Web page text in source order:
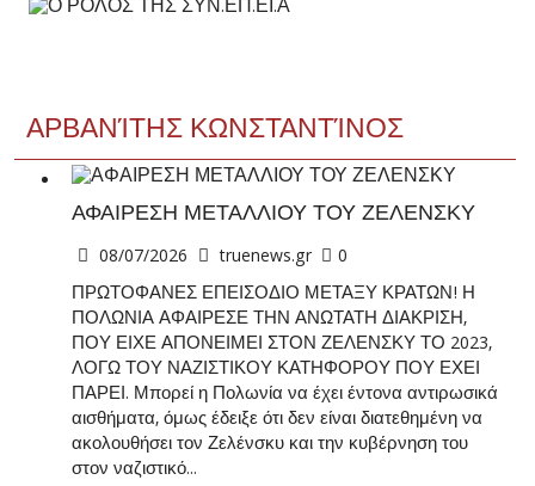
ΑΡΒΑΝΊΤΗΣ ΚΩΝΣΤΑΝΤΊΝΟΣ
ΑΦΑΙΡΕΣΗ ΜΕΤΑΛΛΙΟΥ ΤΟΥ ΖΕΛΕΝΣΚΥ
08/07/2026 truenews.gr
0
ΠΡΩΤΟΦΑΝΕΣ ΕΠΕΙΣΟΔΙΟ ΜΕΤΑΞΥ ΚΡΑΤΩΝ! Η
ΠΟΛΩΝΙΑ ΑΦΑΙΡΕΣΕ ΤΗΝ ΑΝΩΤΑΤΗ ΔΙΑΚΡΙΣΗ,
ΠΟΥ ΕΙΧΕ ΑΠΟΝΕΙΜΕΙ ΣΤΟΝ ΖΕΛΕΝΣΚΥ ΤΟ 2023,
ΛΟΓΩ ΤΟΥ ΝΑΖΙΣΤΙΚΟΥ ΚΑΤΗΦΟΡΟΥ ΠΟΥ ΕΧΕΙ
ΠΑΡΕΙ. Μπορεί η Πολωνία να έχει έντονα αντιρωσικά
αισθήματα, όμως έδειξε ότι δεν είναι διατεθημένη να
ακολουθήσει τον Ζελένσκυ και την κυβέρνηση του
στον ναζιστικό...